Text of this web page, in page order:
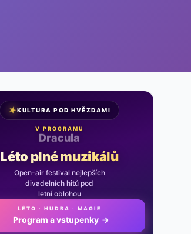
★KULTURA POD HVĚZDAMI
V PROGRAMU
Noc na Karlštejně
Léto plné muzikálů
Open-air festival nejlepších
divadelních hitů pod
letní oblohou
LÉTO · HUDBA · MAGIE
Program a vstupenky →